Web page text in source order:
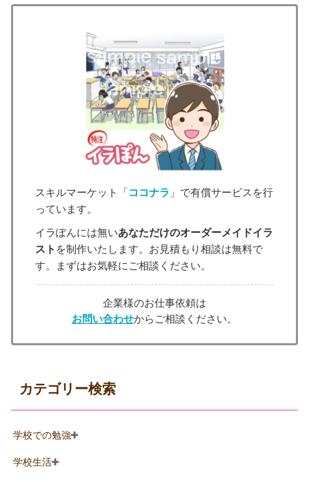
スキルマーケット「 ココナラ 」で有償サービスを行
っています。
イラぽんには無いあなただけのオーダーメイドイラ
スト を制作いたします。お見積もり相談は無料で
す。まずはお気軽にご相談ください。
企業様のお仕事依頼は
お問い合わせからご相談ください。
カテゴリー検索
学校での勉強
学校生活